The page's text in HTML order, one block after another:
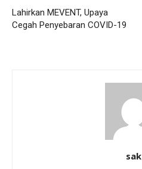
Lahirkan MEVENT, Upaya
Cegah Penyebaran COVID-19
sak